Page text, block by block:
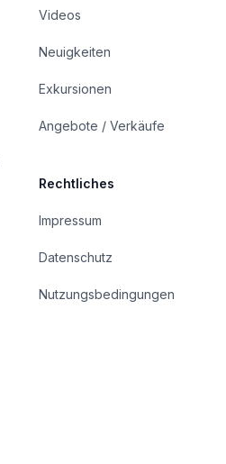
Videos
Neuigkeiten
Exkursionen
Angebote / Verkäufe
Rechtliches
Impressum
Datenschutz
Nutzungsbedingungen